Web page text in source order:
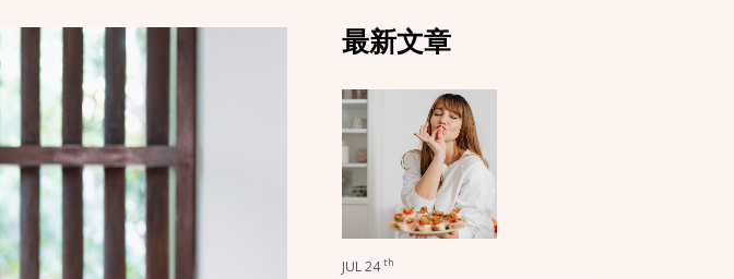
瑜珈企劃
日常瑜珈
瑜珈墊
瑜珈服
瑜珈輔具
生活選品
課程/活動
最新文章
JUL 24 th